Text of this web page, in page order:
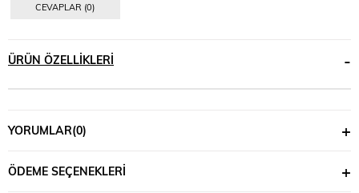
CEVAPLAR (0)
ÜRÜN ÖZELLIKLERI
YORUMLAR(0)
ÖDEME SEÇENEKLERI